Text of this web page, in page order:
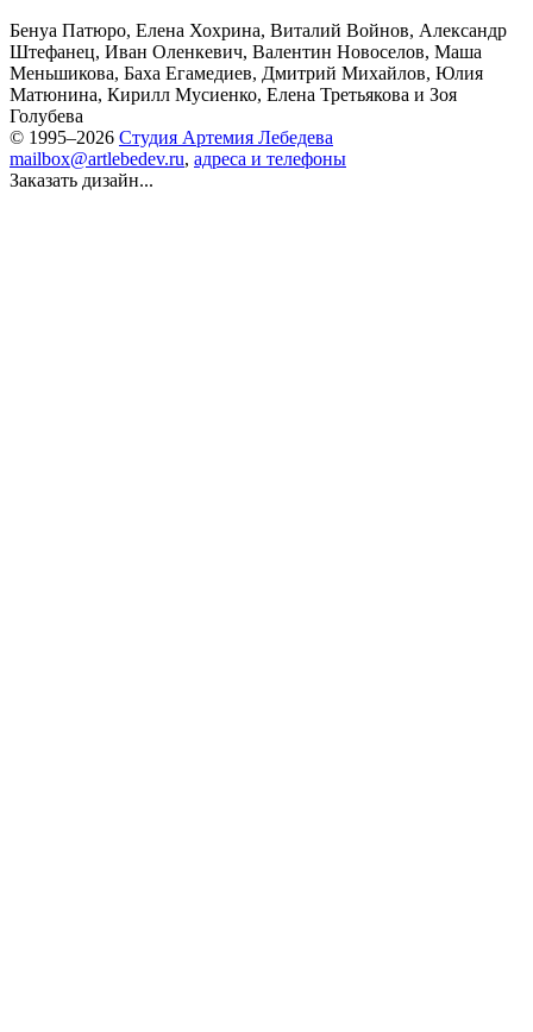
Бенуа Патюро, Елена Хохрина, Виталий Войнов, Александр
Штефанец, Иван Оленкевич, Валентин Новоселов, Маша
Меньшикова, Баха Егамедиев, Дмитрий Михайлов, Юлия
Матюнина, Кирилл Мусиенко, Елена Третьякова и Зоя
Голубева
© 1995–2026 Студия Артемия Лебедева
mailbox@artlebedev.ru, адреса и телефоны
Заказать дизайн...